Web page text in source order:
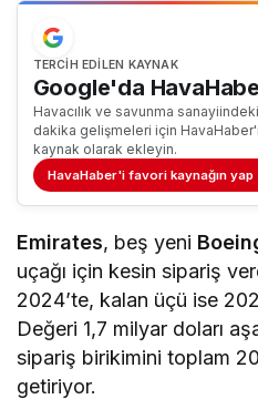
TERCIH EDILEN KAYNAK
Google'da
Havacılık ve savunma
dakika gelişmeleri için
kaynak olarak ekleyin.
HavaHaber'i favori kaynağın yap
Emirates, beş yeni
uçağı için kesin sipariş
2024’te, kalan üçü ise
Değeri 1,7 milyar doları
sipariş birikimini toplam
getiriyor.